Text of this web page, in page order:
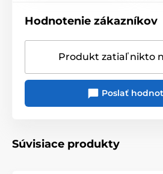
Hodnotenie zákazníkov
Produkt zatiaľ nikto
Poslať
Súvisiace produkty